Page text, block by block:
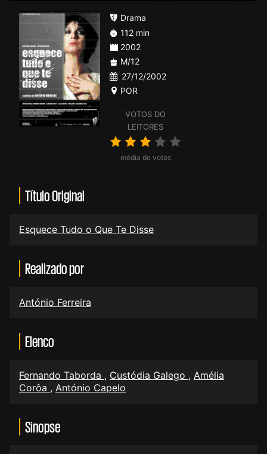
VOTOS DO
LEITORES
média de votos
Drama
112 min
2002
M/12
27/12/2002
POR
Título Original
Esquece Tudo o Que Te Disse
Realizado por
António Ferreira
Elenco
Fernando Taborda , Custódia Galego , Amélia
Corôa , António Capelo
Sinopse